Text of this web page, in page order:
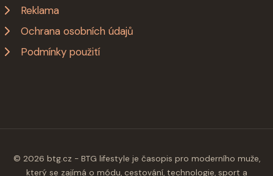
Reklama
Ochrana osobních údajů
Podmínky použití
© 2026 btg.cz - BTG lifestyle je časopis pro moderního muže,
který se zajímá o módu, cestování, technologie, sport a